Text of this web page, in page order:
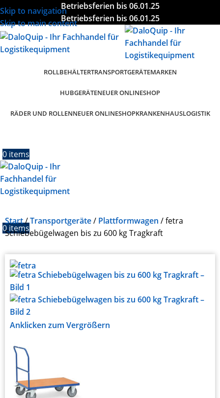
Skip to navigation
Skip to main content
Betriebsferien bis 06.01.25
Betriebsferien bis 06.01.25
ROLLBEHÄLTERTRANSPORTGERÄTEMARKEN
HUBGERÄTENEUER ONLINESHOP
RÄDER UND ROLLENNEUER ONLINESHOPKRANKENHAUSLOGISTIK
0 items
0items
Start Transportgeräte Plattformwagen
fetra
Schiebebügelwagen bis zu 600 kg Tragkraft
Anklicken zum Vergrößern